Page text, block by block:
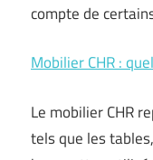
compte de
Mobilier CHR :
Le mobilier CHR
tels que les